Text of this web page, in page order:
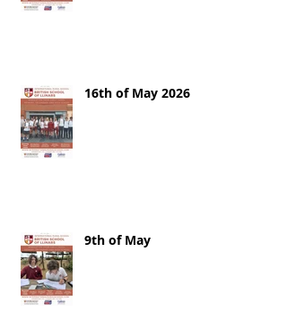
16th of May 2026
9th of May